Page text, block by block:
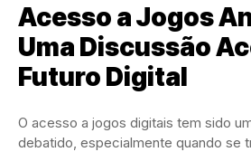
Acesso a Jogos
Uma Discussão
Futuro Digital
O acesso a jogos digitais tem sido
debatido, especialmente quando se